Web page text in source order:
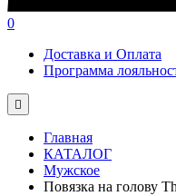
0
Доставка и Оплата
Программа

Главная
КАТАЛОГ
Мужское
Повязка на голову